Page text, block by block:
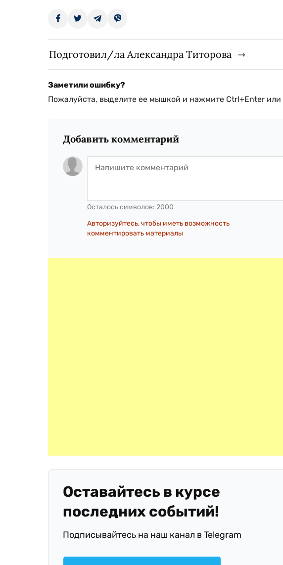
Подготовил/ла Александра Титорова
Заметили ошибку?
Пожалуйста, выделите ее мышкой и нажмите Ctrl+Enter или
Добавить комментарий
Осталось символов: 2000
Авторизуйтесь, чтобы иметь возможность
комментировать материалы
Оставайтесь в курсе
последних событий!
Подписывайтесь на наш канал в Telegram